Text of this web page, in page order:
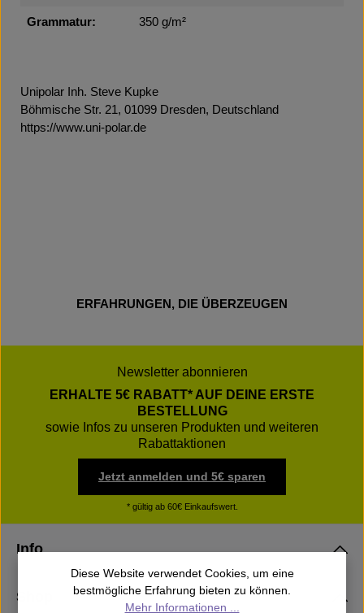
Grammatur: 350 g/m²
Unipolar Inh. Steve Kupke
Böhmische Str. 21, 01099 Dresden, Deutschland
https://www.uni-polar.de
ERFAHRUNGEN, DIE ÜBERZEUGEN
Newsletter abonnieren
ERHALTE 5€ RABATT* AUF DEINE ERSTE
BESTELLUNG
sowie Infos zu unseren Produkten und weiteren
Rabattaktionen
Jetzt anmelden und 5€ sparen
* gültig ab 60€ Einkaufswert.
Info
Shop
Diese Website verwendet Cookies, um eine
bestmögliche Erfahrung bieten zu können.
Mehr Informationen ...